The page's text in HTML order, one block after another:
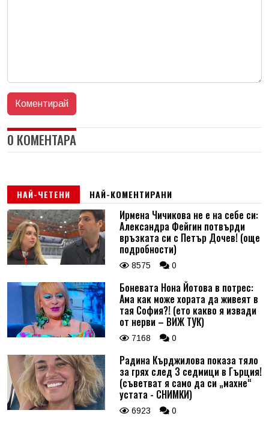
0 КОМЕНТАРА
НАЙ-ЧЕТЕНИ НАЙ-КОМЕНТИРАНИ
Ирмена Чичикова не е на себе си:
Александра Фейгин потвърди
връзката си с Петър Дочев! (още
подробности)
8575 0
Боневата Нона Йотова в потрес:
Ама как може хората да живеят в
тая София?! (ето какво я извади
от нерви – ВИЖ ТУК)
7168 0
Радина Кърджилова показа тяло
за грях след 3 седмици в Гърция!
(съветват я само да си „махне“
устата - СНИМКИ)
6923 0